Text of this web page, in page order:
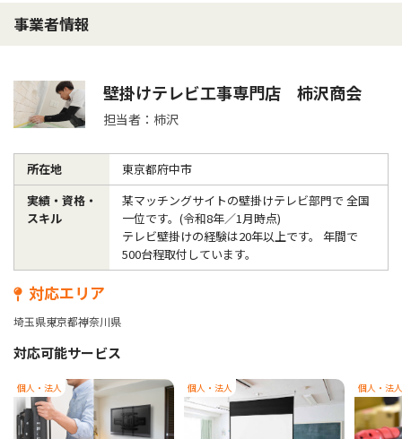
事業者情報
壁掛けテレビ工事専門店 柿沢商会
担当者：柿沢
所在地
東京都府中市
実績・資格・
スキル
某マッチングサイトの壁掛けテレビ部門で 全国
一位です。(令和8年／1月時点)
テレビ壁掛けの経験は20年以上です。 年間で
500台程取付しています。
対応エリア
埼玉県東京都神奈川県
対応可能サービス
個人・法人 個人・法人 個人・法人